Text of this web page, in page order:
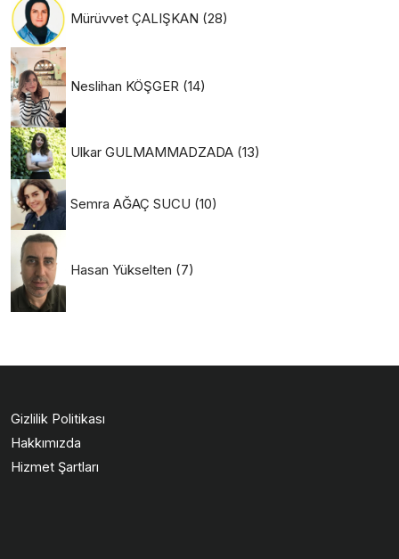
Mürüvvet ÇALIŞKAN (28)
Neslihan KÖŞGER (14)
Ulkar GULMAMMADZADA (13)
Semra AĞAÇ SUCU (10)
Hasan Yükselten (7)
Gizlilik Politikası
Hakkımızda
Hizmet Şartları